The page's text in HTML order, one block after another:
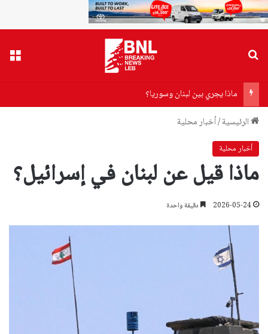
ماذا يجري بين لبنان وسوريا؟
الرئيسية/أخبار محلية
أخبار محلية
ماذا قيل عن لبنان في إسرائيل؟
2026-05-24 دقيقة واحدة